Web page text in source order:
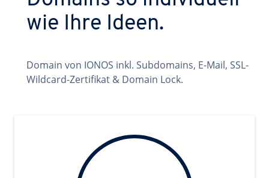
wie Ihre Ideen.
Domain von IONOS inkl. Subdomains, E-Mail, SSL-
Wildcard-Zertifikat & Domain Lock.